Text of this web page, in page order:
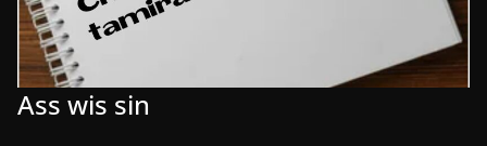
Ass wis sin